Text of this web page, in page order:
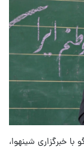
خبرگزاری شینهوا،